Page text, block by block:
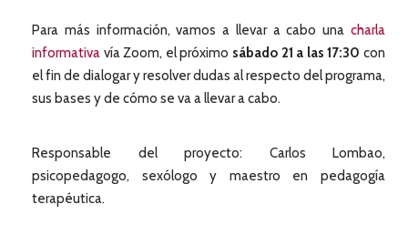
Para más información, vamos a llevar a cabo una charla
informativa vía Zoom, el próximo sábado 21 a las 17:30 con
el fin de dialogar y resolver dudas al respecto del programa,
sus bases y de cómo se va a llevar a cabo.
Responsable del proyecto: Carlos Lombao,
psicopedagogo, sexólogo y maestro en pedagogía
terapéutica.